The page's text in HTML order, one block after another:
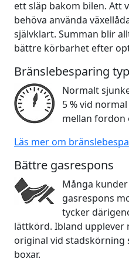
ett släp bakom bilen. Att
behöva använda
självklart. Summan blir
bättre körbarhet efter
Bränslebesparing
Normalt
5 % vid
mellan fordon
Läs mer om
Bättre gasrespons
Många
gasrespons
tycker
lättkörd. Ibland upplever
original vid stadskörning
boxar.